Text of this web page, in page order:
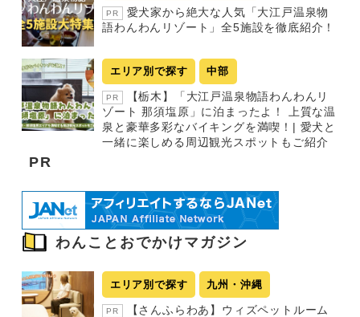
PR
愛犬家から絶大な人気「大江戸温泉物
語わんわんリゾート」全5施設を徹底紹介！
エリア別で探す 中部
PR
【栃木】「大江戸温泉物語わんわんリ
ゾート 那須塩原」に泊まったよ！ 上質な温
泉と豪華多彩なバイキングを満喫！| 愛犬と
一緒に楽しめる周辺観光スポットもご紹介
PR
わんことおでかけマガジン
エリア別で探す 九州・沖縄
PR
【さんふらわあ】ウィズペットルーム